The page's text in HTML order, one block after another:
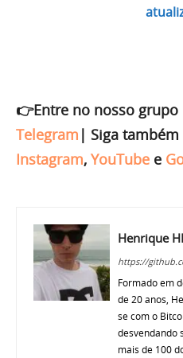
👉Entre no nosso grupo
Telegram | Siga
Instagram, YouTube e
Henrique
https://
Formado em
de 20 anos,
se com o
desvendando
mais de 100